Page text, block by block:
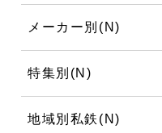
メーカー別(N)
特集別(N)
地域別私鉄(N)